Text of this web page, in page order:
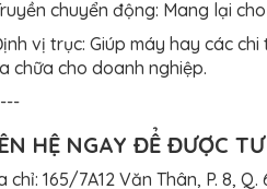
chuyển động: Mang lại
vị trục: Giúp máy hay các
chữa cho doanh nghiệp.
HỆ NGAY ĐỂ ĐƯỢC
chỉ: 165/7A12 Văn Thân, P. 8, Q.